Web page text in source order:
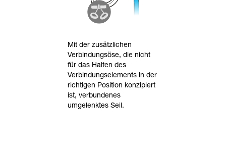
Mit der zusätzlichen
Verbindungsöse, die nicht
für das Halten des
Verbindungselements in der
richtigen Position konzipiert
ist, verbundenes
umgelenktes Seil.